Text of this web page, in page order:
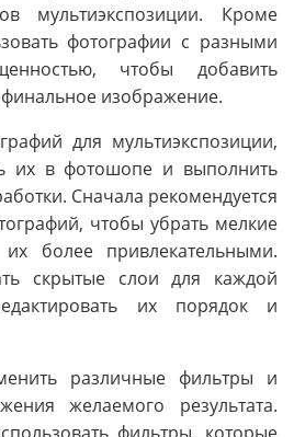
мультиэкспозиции. Кроме
фотографии с разными
чтобы добавить
финальное изображение.
для мультиэкспозиции,
их в фотошопе и выполнить
Сначала рекомендуется
чтобы убрать мелкие
более привлекательными.
скрытые слои для каждой
их порядок и
различные фильтры и
желаемого результата.
фильтры, которые